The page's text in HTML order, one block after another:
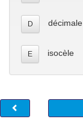
D décimale
E isocèle